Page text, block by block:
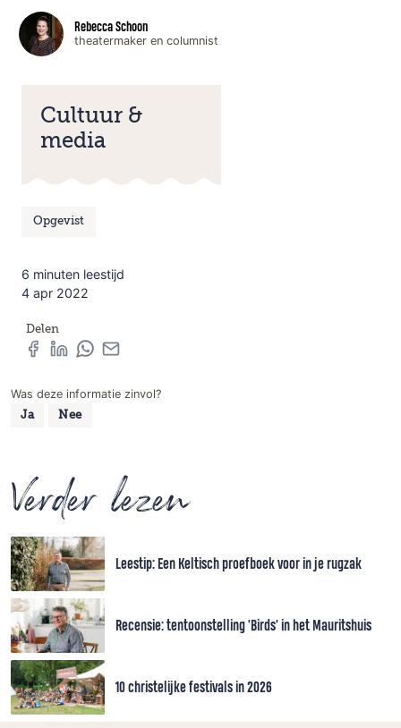
Rebecca Schoon
theatermaker en columnist
Cultuur &
media
Opgevist
6 minuten leestijd
4 apr 2022
Delen
Was deze informatie zinvol?
Ja Nee
Verder lezen
Leestip: Een Keltisch proefboek voor in je rugzak
Recensie: tentoonstelling 'Birds' in het Mauritshuis
10 christelijke festivals in 2026